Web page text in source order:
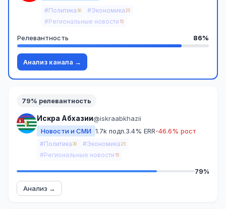
#Политика 30 #Экономика 25
#Региональные новости 15
Релевантность 86%
Анализ канала →
79% релевантность
Искра Абхазии@iskraabkhazii
Новости и СМИ 1.7k подп.3.4% ERR-46.6% рост
#Политика 30 #Экономика 25
#Региональные новости 15
79%
Анализ →